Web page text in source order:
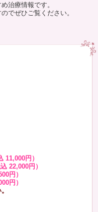
治療情報です。
でぜひご覧ください。
11,000円）
22,000円）
円）
円）